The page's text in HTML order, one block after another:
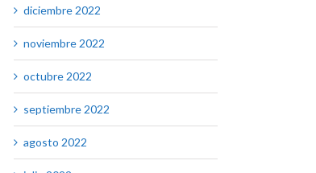
diciembre 2022
noviembre 2022
octubre 2022
septiembre 2022
agosto 2022